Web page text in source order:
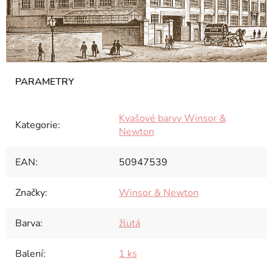
Kategorie:
Kvašové barvy Winsor &
Newton
EAN: 50947539
Značky: Winsor & Newton
Barva: žlutá
Balení: 1 ks